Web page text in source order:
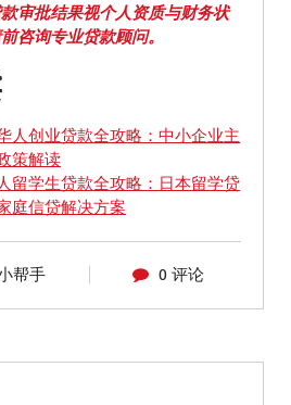
审批结果视个人资质与财务状
咨询专业贷款顾问。
人创业贷款全攻略：中小企业主
策解读
留学生贷款全攻略：日本留学贷
庭信贷解决方案
帮手 0 评论